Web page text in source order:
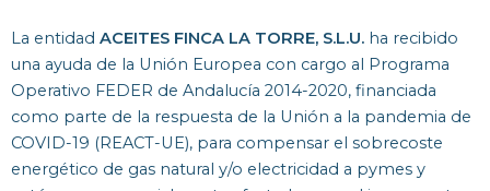
La entidad ACEITES FINCA LA TORRE, S.L.U. ha recibido
una ayuda de la Unión Europea con cargo al Programa
Operativo FEDER de Andalucía 2014-2020, financiada
como parte de la respuesta de la Unión a la pandemia de
COVID-19 (REACT-UE), para compensar el sobrecoste
energético de gas natural y/o electricidad a pymes y